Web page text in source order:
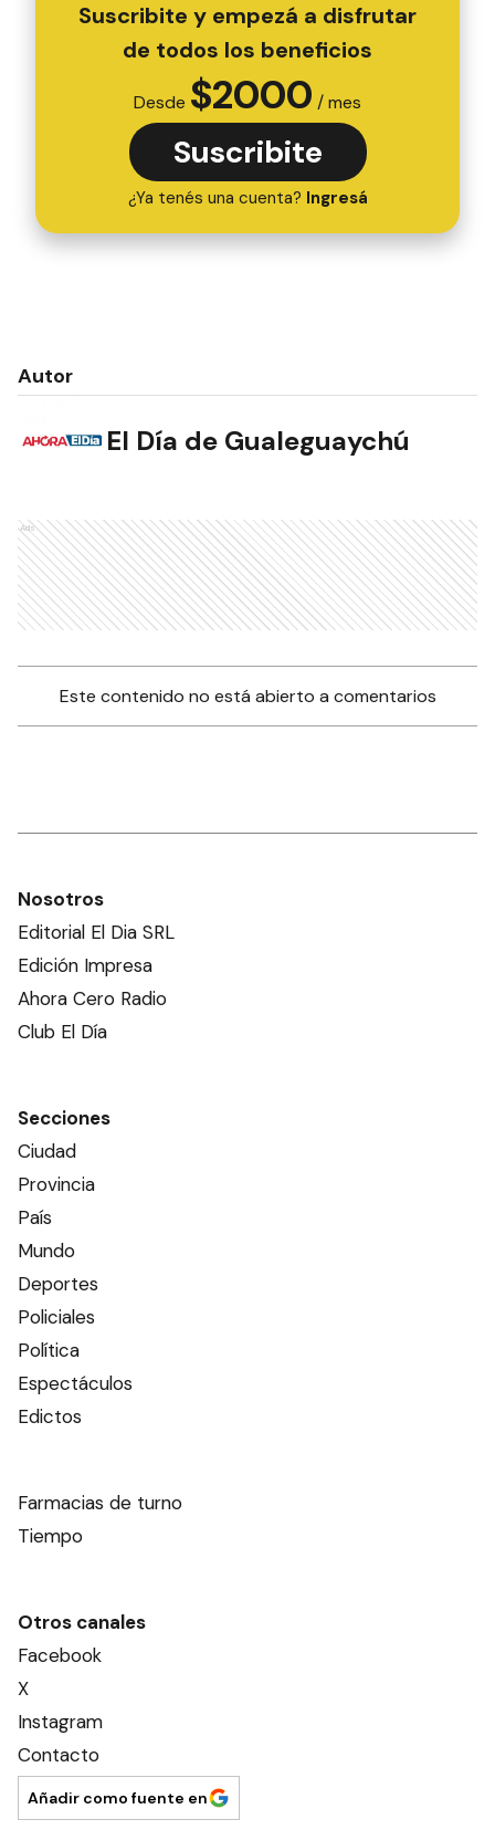
Suscribite y empezá a disfrutar
de todos los beneficios
Desde $2000 / mes
Suscribite
¿Ya tenés una cuenta? Ingresá
Autor
El Día de Gualeguaychú
Ads
Este contenido no está abierto a comentarios
Nosotros
Editorial El Dia SRL
Edición Impresa
Ahora Cero Radio
Club El Día
Secciones
Ciudad
Provincia
País
Mundo
Deportes
Policiales
Política
Espectáculos
Edictos
Farmacias de turno
Tiempo
Otros canales
Facebook
X
Instagram
Contacto
Añadir como fuente en